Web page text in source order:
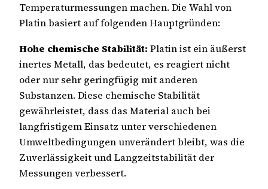
Temperaturmessungen machen. Die Wahl von
Platin basiert auf folgenden Hauptgründen:
Hohe chemische Stabilität: Platin ist ein äußerst
inertes Metall, das bedeutet, es reagiert nicht
oder nur sehr geringfügig mit anderen
Substanzen. Diese chemische Stabilität
gewährleistet, dass das Material auch bei
langfristigem Einsatz unter verschiedenen
Umweltbedingungen unverändert bleibt, was die
Zuverlässigkeit und Langzeitstabilität der
Messungen verbessert.